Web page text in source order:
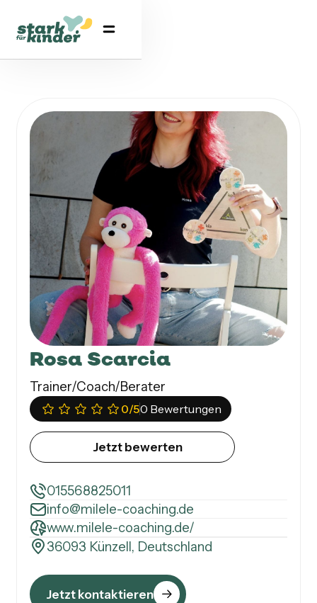
Rosa Scarcia
Trainer/Coach/Berater
0/50 Bewertungen
Jetzt bewerten
015568825011
info@milele-coaching.de
www.milele-coaching.de/
36093 Künzell, Deutschland
Jetzt kontaktieren